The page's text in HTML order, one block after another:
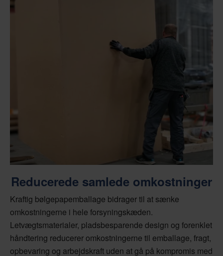
Reducerede samlede omkostninger
Kraftig bølgepapemballage bidrager til at sænke
omkostningerne i hele forsyningskæden.
Letvægtsmaterialer, pladsbesparende design og forenklet
håndtering reducerer omkostningerne til emballage, fragt,
opbevaring og arbejdskraft uden at gå på kompromis med